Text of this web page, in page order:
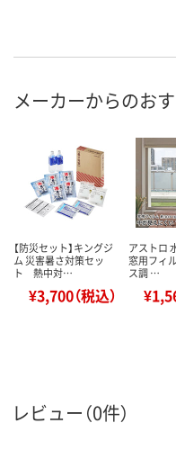
メーカーからのお
【防災セット】キングジ
ム 災害暑さ対策セッ
ト 熱中対…
¥3,700（税込）
アストロ
窓用フィ
ス調 …
レビュー（0件）